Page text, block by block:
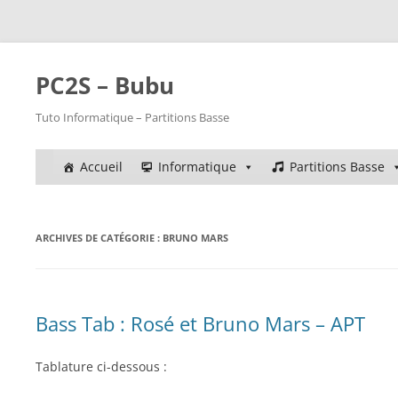
PC2S – Bubu
Tuto Informatique – Partitions Basse
Accueil Informatique Partitions Basse
ARCHIVES DE CATÉGORIE : BRUNO MARS
Bass Tab : Rosé et Bruno Mars – APT
Tablature ci-dessous :